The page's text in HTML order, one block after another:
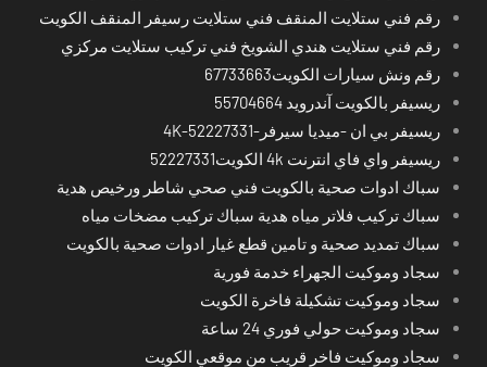
رقم فني ستلايت المنقف فني ستلايت رسيفر المنقف الكويت
رقم فني ستلايت هندي الشويخ فني تركيب ستلايت مركزي
رقم ونش سيارات الكويت67733663
ريسيفر بالكويت آندرويد 55704664
ريسيفر بي ان -ميديا سيرفر-4K-52227331
ريسيفر واي فاي انترنت 4k الكويت52227331
سباك ادوات صحية بالكويت فني صحي شاطر ورخيص هدية
سباك تركيب فلاتر مياه هدية سباك تركيب مضخات مياه
سباك تمديد صحية و تامين قطع غيار ادوات صحية بالكويت
سجاد وموكيت الجهراء خدمة فورية
سجاد وموكيت تشكيلة فاخرة الكويت
سجاد وموكيت حولي فوري 24 ساعة
سجاد وموكيت فاخر قريب من موقعي الكويت